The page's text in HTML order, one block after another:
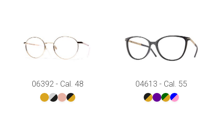
06392 - Cal. 48 04613 - Cal. 55